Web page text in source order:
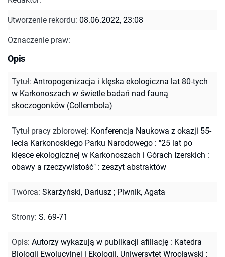
Utworzenie rekordu: 08.06.2022, 23:08
Oznaczenie praw:
Opis
Tytuł: Antropogenizacja i klęska ekologiczna lat 80-tych
w Karkonoszach w świetle badań nad fauną
skoczogonków (Collembola)
Tytuł pracy zbiorowej: Konferencja Naukowa z okazji 55-
lecia Karkonoskiego Parku Narodowego : "25 lat po
klęsce ekologicznej w Karkonoszach i Górach Izerskich :
obawy a rzeczywistość" : zeszyt abstraktów
Twórca: Skarżyński, Dariusz ; Piwnik, Agata
Strony: S. 69-71
Opis: Autorzy wykazują w publikacji afiliację : Katedra
Biologii Ewolucyjnej i Ekologii, Uniwersytet Wrocławski ;